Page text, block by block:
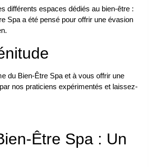
différents espaces dédiés au bien-être :
Spa a été pensé pour offrir une évasion
du Bien-Être Spa et à vous offrir une
nos praticiens expérimentés et laissez-
Être Spa : Un